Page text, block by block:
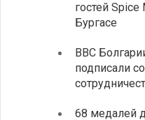
гостей
Бургасе
ВВС
подписали
68 медалей